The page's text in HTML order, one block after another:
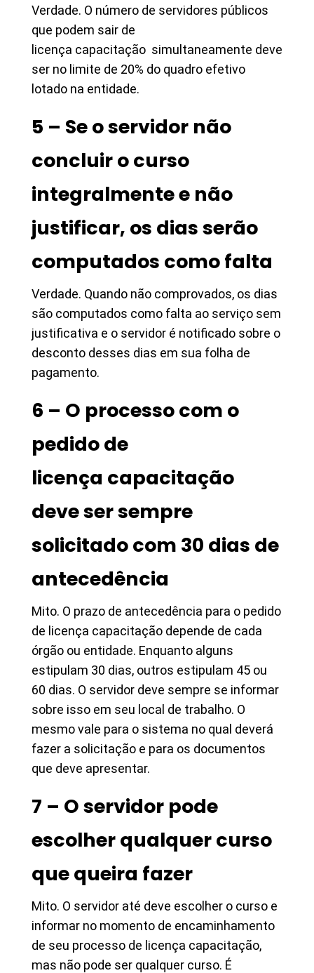
Verdade. O número de servidores públicos
que podem sair de
licença capacitação simultaneamente deve
ser no limite de 20% do quadro efetivo
lotado na entidade.
5 – Se o servidor não
concluir o curso
integralmente e não
justificar, os dias serão
computados como falta
Verdade. Quando não comprovados, os dias
são computados como falta ao serviço sem
justificativa e o servidor é notificado sobre o
desconto desses dias em sua folha de
pagamento.
6 – O processo com o
pedido de
licença capacitação
deve ser sempre
solicitado com 30 dias de
antecedência
Mito. O prazo de antecedência para o pedido
de licença capacitação depende de cada
órgão ou entidade. Enquanto alguns
estipulam 30 dias, outros estipulam 45 ou
60 dias. O servidor deve sempre se informar
sobre isso em seu local de trabalho. O
mesmo vale para o sistema no qual deverá
fazer a solicitação e para os documentos
que deve apresentar.
7 – O servidor pode
escolher qualquer curso
que queira fazer
Mito. O servidor até deve escolher o curso e
informar no momento de encaminhamento
de seu processo de licença capacitação,
mas não pode ser qualquer curso. É